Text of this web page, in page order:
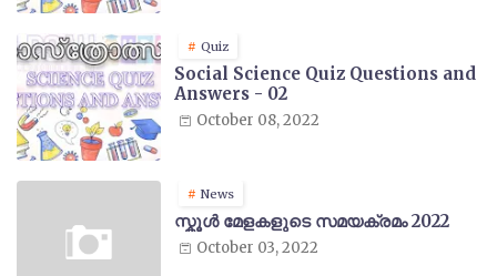
Quiz
Social Science Quiz Questions and
Answers - 02
October 08, 2022
News
സ്കൂൾ മേളകളുടെ സമയക്രമം 2022
October 03, 2022